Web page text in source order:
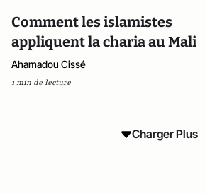
Comment les islamistes
appliquent la charia au Mali
Ahamadou Cissé
1 min de lecture
Charger Plus